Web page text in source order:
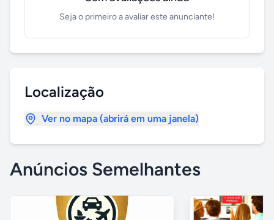
Seja o primeiro a avaliar este anunciante!
Localização
Ver no mapa (abrirá em uma janela)
Anúncios Semelhantes